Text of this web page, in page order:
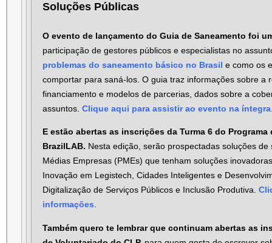
Soluções Públicas
O evento de lançamento do Guia de Saneamento foi
participação de gestores públicos e especialistas no
problemas do saneamento básico no Brasil e como os
comportar para saná-los. O guia traz informações sobre a
financiamento e modelos de parcerias, dados sobre a
assuntos. Clique aqui para assistir ao evento na íntegra
E estão abertas as inscrições da Turma 6 do Programa
BrazilLAB. Nesta edição, serão prospectadas soluções
Médias Empresas (PMEs) que tenham soluções
Inovação em Legistech, Cidades Inteligentes e
Digitalização de Serviços Públicos e Inclusão Produtiva.
informações.
Também quero te lembrar que continuam abertas as